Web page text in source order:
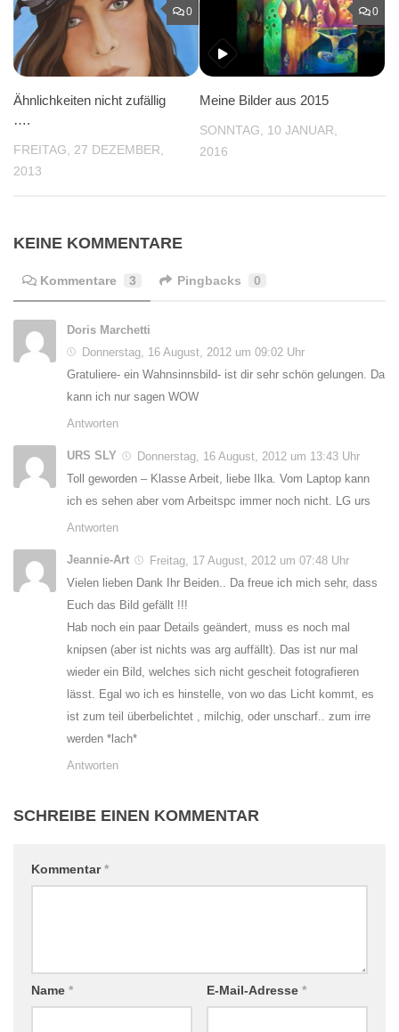
0
Ähnlichkeiten nicht zufällig
….
FREITAG, 27 DEZEMBER,
2013
0
Meine Bilder aus 2015
SONNTAG, 10 JANUAR,
2016
KEINE KOMMENTARE
Kommentare 3 Pingbacks 0
Doris Marchetti
Donnerstag, 16 August, 2012 um 09:02 Uhr
Gratuliere- ein Wahnsinnsbild- ist dir sehr schön gelungen. Da
kann ich nur sagen WOW
Antworten
URS SLY
Donnerstag, 16 August, 2012 um 13:43 Uhr
Toll geworden – Klasse Arbeit, liebe Ilka. Vom Laptop kann
ich es sehen aber vom Arbeitspc immer noch nicht. LG urs
Antworten
Jeannie-Art
Freitag, 17 August, 2012 um 07:48 Uhr
Vielen lieben Dank Ihr Beiden.. Da freue ich mich sehr, dass
Euch das Bild gefällt !!!
Hab noch ein paar Details geändert, muss es noch mal
knipsen (aber ist nichts was arg auffällt). Das ist nur mal
wieder ein Bild, welches sich nicht gescheit fotografieren
lässt. Egal wo ich es hinstelle, von wo das Licht kommt, es
ist zum teil überbelichtet , milchig, oder unscharf.. zum irre
werden *lach*
Antworten
SCHREIBE EINEN KOMMENTAR
Kommentar*
Name * E-Mail-Adresse *